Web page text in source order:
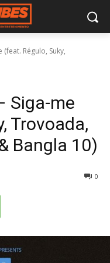
(feat. Régulo, Suky,
Siga-me
Trovoada,
Bangla 10)
0